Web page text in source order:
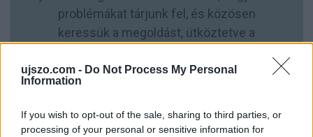
ujszo.com - Do Not Process My Personal
Information
If you wish to opt-out of the sale, sharing to third parties, or
processing of your personal or sensitive information for
problémákat tárjunk fel, és közösen
keressük a megoldást, ütköztetve a
tartják független helyi sajtó létét, a
magukénak érezhetik az ujszonalunk.com -
ot, és teret is kapnak benne. Reméljük, hogy
sokan gondolják most így: „Erre vártunk!”